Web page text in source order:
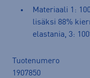
Materiaali 1:
lisäksi 88%
elastania, 3:
Tuotenumero
1907850